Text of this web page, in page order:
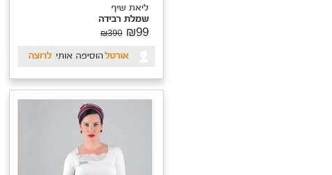
ליאת שיף
שמלת רבידה
₪99
₪390
אורטלהוסיפה אותי לרוצה